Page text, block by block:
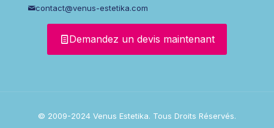
contact@venus-estetika.com
Demandez un devis maintenant
© 2009-2024 Venus Estetika. Tous Droits Réservés.